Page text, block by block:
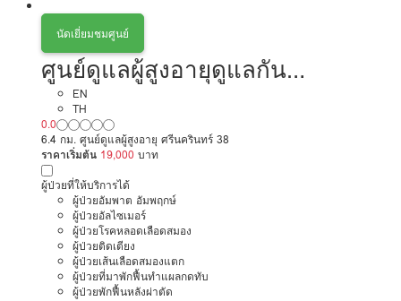
นัดเยี่ยมชมศูนย์
ศูนย์ดูแลผู้สูงอายุดูแลกัน
รามคำแหง
EN
TH
0.0
6.4 กม. ศูนย์ดูแลผู้สูงอายุ ศรีนครินทร์ 38
ราคาเริ่มต้น 19,000 บาท
ผู้ป่วยที่ให้บริการได้
ผู้ป่วยอัมพาต อัมพฤกษ์
ผู้ป่วยอัลไซเมอร์
ผู้ป่วยโรคหลอดเลือดสมอง
ผู้ป่วยติดเตียง
ผู้ป่วยเส้นเลือดสมองแตก
ผู้ป่วยที่มาพักฟื้นทำแผลกดทับ
ผู้ป่วยพักฟื้นหลังผ่าตัด